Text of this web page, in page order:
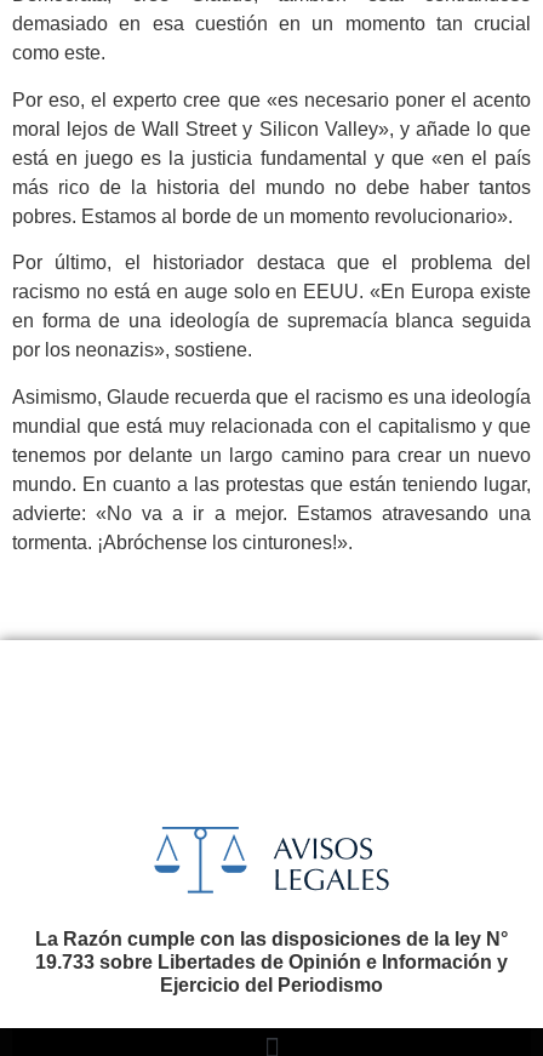
demasiado en esa cuestión en un momento tan crucial
como este.
Por eso, el experto cree que «es necesario poner el acento
moral lejos de Wall Street y Silicon Valley», y añade lo que
está en juego es la justicia fundamental y que «en el país
más rico de la historia del mundo no debe haber tantos
pobres. Estamos al borde de un momento revolucionario».
Por último, el historiador destaca que el problema del
racismo no está en auge solo en EEUU. «En Europa existe
en forma de una ideología de supremacía blanca seguida
por los neonazis», sostiene.
Asimismo, Glaude recuerda que el racismo es una ideología
mundial que está muy relacionada con el capitalismo y que
tenemos por delante un largo camino para crear un nuevo
mundo. En cuanto a las protestas que están teniendo lugar,
advierte: «No va a ir a mejor. Estamos atravesando una
tormenta. ¡Abróchense los cinturones!».
La Razón cumple con las disposiciones de la ley N°
19.733 sobre Libertades de Opinión e Información y
Ejercicio del Periodismo